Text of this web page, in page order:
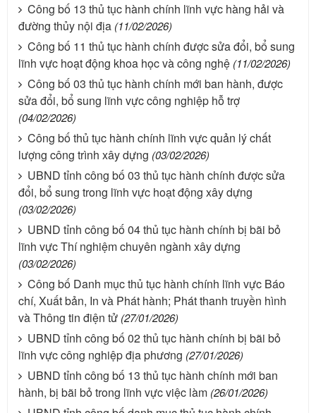
Công bố 13 thủ tục hành chính lĩnh vực hàng hải và
đường thủy nội địa (11/02/2026)
Công bố 11 thủ tục hành chính được sửa đổi, bổ sung
lĩnh vực hoạt động khoa học và công nghệ (11/02/2026)
Công bố 03 thủ tục hành chính mới ban hành, được
sửa đổi, bổ sung lĩnh vực công nghiệp hỗ trợ
(04/02/2026)
Công bố thủ tục hành chính lĩnh vực quản lý chất
lượng công trình xây dựng (03/02/2026)
UBND tỉnh công bố 03 thủ tục hành chính được sửa
đổi, bổ sung trong lĩnh vực hoạt động xây dựng
(03/02/2026)
UBND tỉnh công bố 04 thủ tục hành chính bị bãi bỏ
lĩnh vực Thí nghiệm chuyên ngành xây dựng
(03/02/2026)
Công bố Danh mục thủ tục hành chính lĩnh vực Báo
chí, Xuất bản, In và Phát hành; Phát thanh truyền hình
và Thông tin điện tử (27/01/2026)
UBND tỉnh công bố 02 thủ tục hành chính bị bãi bỏ
lĩnh vực công nghiệp địa phương (27/01/2026)
UBND tỉnh công bố 13 thủ tục hành chính mới ban
hành, bị bãi bỏ trong lĩnh vực việc làm (26/01/2026)